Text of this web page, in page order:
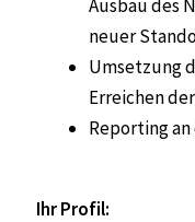
Ausbau des
neuer
Umsetzung
Erreichen
Reporting
Ihr Profil: